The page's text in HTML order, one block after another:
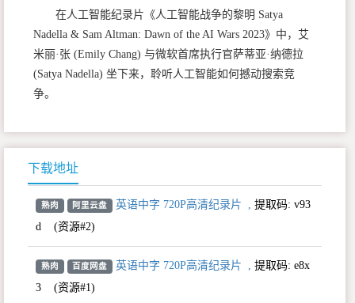
在人工智能纪录片《人工智能战争的黎明 Satya
Nadella & Sam Altman: Dawn of the AI Wars 2023》中，艾
米丽·张 (Emily Chang) 与微软首席执行官萨蒂亚·纳德拉
(Satya Nadella) 坐下来，聆听人工智能如何撼动搜索竞
争。
下载地址
熟肉 阿里云盘 英语中字 720P高清纪录片 , 提取码:v93
d
(资源#2)
熟肉 百度网盘 英语中字 720P高清纪录片 , 提取码:e8x
3
(资源#1)